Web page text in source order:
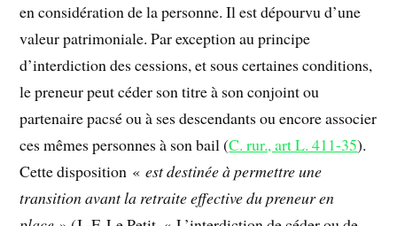
en considération de la personne. Il est dépourvu d’une
valeur patrimoniale. Par exception au principe
d’interdiction des cessions, et sous certaines conditions,
le preneur peut céder son titre à son conjoint ou
partenaire pacsé ou à ses descendants ou encore associer
ces mêmes personnes à son bail (C. rur., art L. 411-35).
Cette disposition «est destinée à permettre une
transition avant la retraite effective du preneur en